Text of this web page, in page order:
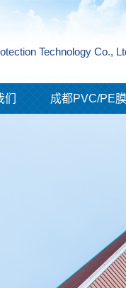
Technology Co.,
成都PVC/PE膜